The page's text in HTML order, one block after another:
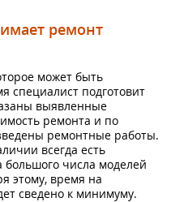
ремонт
может быть
специалист подготовит
выявленные
ремонта и по
ремонтные работы.
всегда есть
большого числа моделей
этому, время на
сведено к минимуму.